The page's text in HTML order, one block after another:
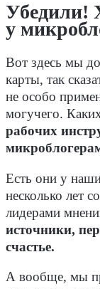
Убедили!
у
Вот здесь мы
карты, так
не особо
могучего.
рабочих
Есть они у
несколько лет
лидерами
источники,
счастье.
А вообще, мы